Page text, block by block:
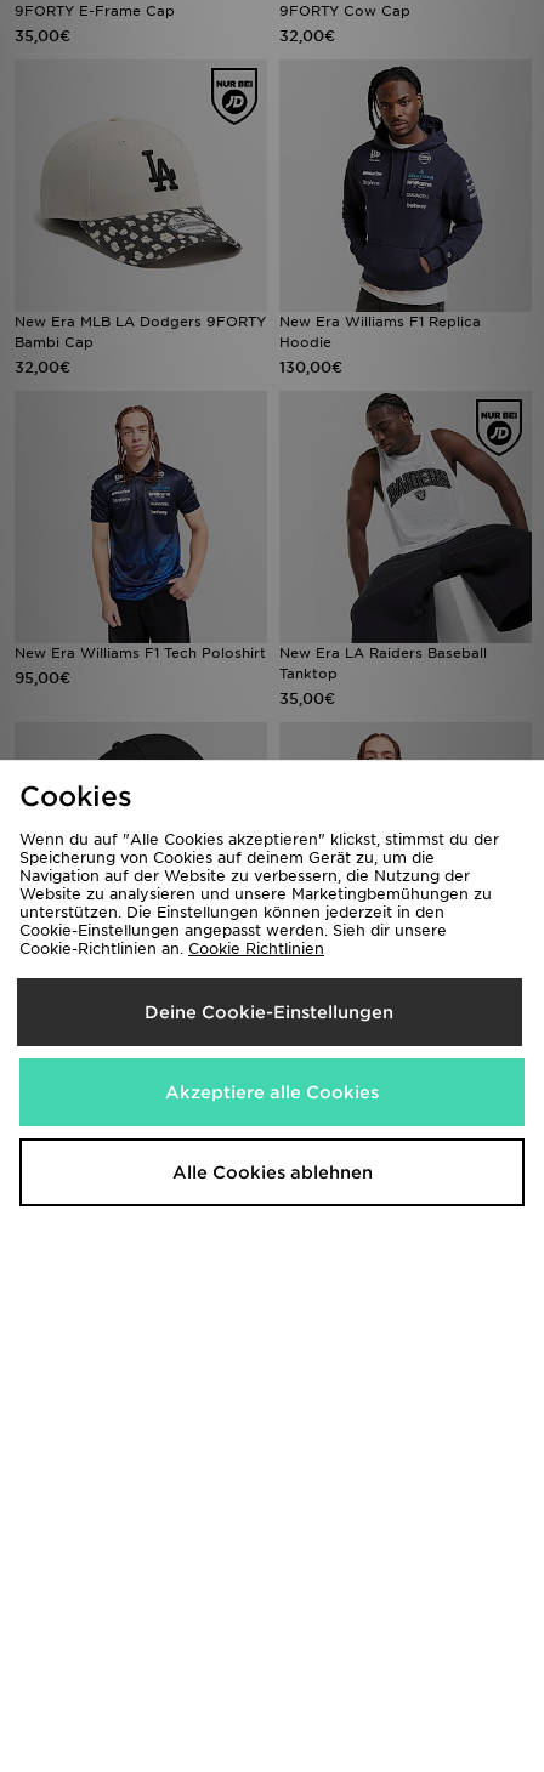
9FORTY E-Frame Cap
35,00€
9FORTY Cow Cap
32,00€
New Era MLB LA Dodgers 9FORTY
Bambi Cap
32,00€
New Era Williams F1 Replica
Hoodie
130,00€
New Era Williams F1 Tech Poloshirt
95,00€
New Era LA Raiders Baseball
Tanktop
35,00€
Yankees Vs New York Mets Cap
85,00€
Cookies
Wenn du auf "Alle Cookies akzeptieren" klickst, stimmst du der
Speicherung von Cookies auf deinem Gerät zu, um die
Navigation auf der Website zu verbessern, die Nutzung der
Website zu analysieren und unsere Marketingbemühungen zu
unterstützen. Die Einstellungen können jederzeit in den
Cookie-Einstellungen angepasst werden. Sieh dir unsere
Cookie-Richtlinien an. Cookie Richtlinien
Deine Cookie-Einstellungen
Akzeptiere alle Cookies
Alle Cookies ablehnen